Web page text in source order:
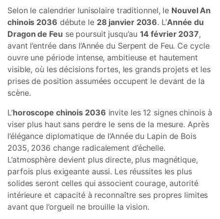
Selon le calendrier lunisolaire traditionnel, le Nouvel An
chinois 2036 débute le 28 janvier 2036. L’Année du
Dragon de Feu se poursuit jusqu’au 14 février 2037,
avant l’entrée dans l’Année du Serpent de Feu. Ce cycle
ouvre une période intense, ambitieuse et hautement
visible, où les décisions fortes, les grands projets et les
prises de position assumées occupent le devant de la
scène.
L’horoscope chinois 2036 invite les 12 signes chinois à
viser plus haut sans perdre le sens de la mesure. Après
l’élégance diplomatique de l’Année du Lapin de Bois
2035, 2036 change radicalement d’échelle.
L’atmosphère devient plus directe, plus magnétique,
parfois plus exigeante aussi. Les réussites les plus
solides seront celles qui associent courage, autorité
intérieure et capacité à reconnaître ses propres limites
avant que l’orgueil ne brouille la vision.